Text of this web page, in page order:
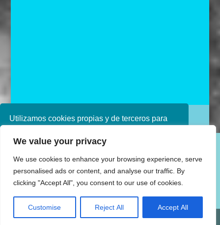
Utilizamos cookies propias y de terceros para
navegando, consideramos que acepta su uso.
política de cookies consulte nuestra
Política de
privacidad
We value your privacy
We use cookies to enhance your browsing experience, serve
personalised ads or content, and analyse our traffic. By
clicking "Accept All", you consent to our use of cookies.
Customise Reject All Accept All
Diseñado por Ana de Miguel
Share This